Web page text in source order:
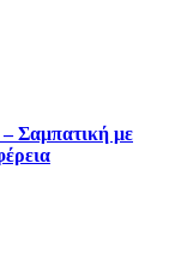
– Σαμπατική με